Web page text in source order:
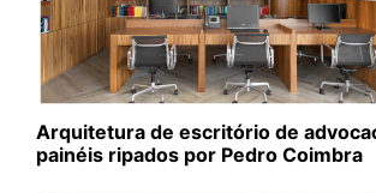
Arquitetura de escritório de
painéis ripados por Pedro Coimbra